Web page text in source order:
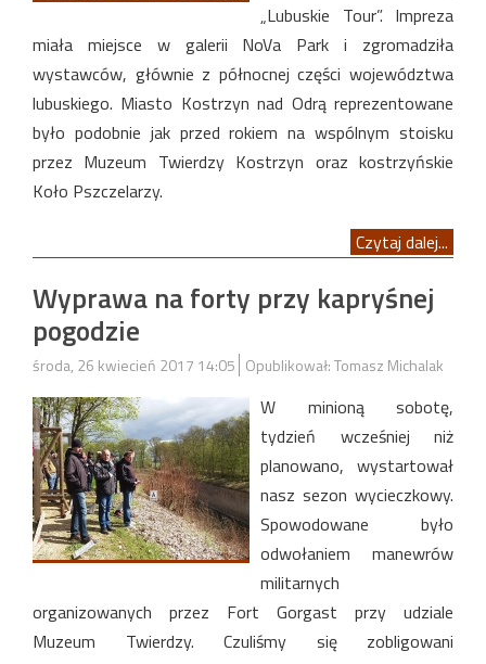
„Lubuskie Tour”. Impreza
miała miejsce w galerii NoVa Park i zgromadziła
wystawców, głównie z północnej części województwa
lubuskiego. Miasto Kostrzyn nad Odrą reprezentowane
było podobnie jak przed rokiem na wspólnym stoisku
przez Muzeum Twierdzy Kostrzyn oraz kostrzyńskie
Koło Pszczelarzy.
Czytaj dalej...
Wyprawa na forty przy kapryśnej
pogodzie
środa, 26 kwiecień 2017 14:05 Opublikował: Tomasz Michalak
W minioną sobotę,
tydzień wcześniej niż
planowano, wystartował
nasz sezon wycieczkowy.
Spowodowane było
odwołaniem manewrów
militarnych
organizowanych przez Fort Gorgast przy udziale
Muzeum Twierdzy. Czuliśmy się zobligowani